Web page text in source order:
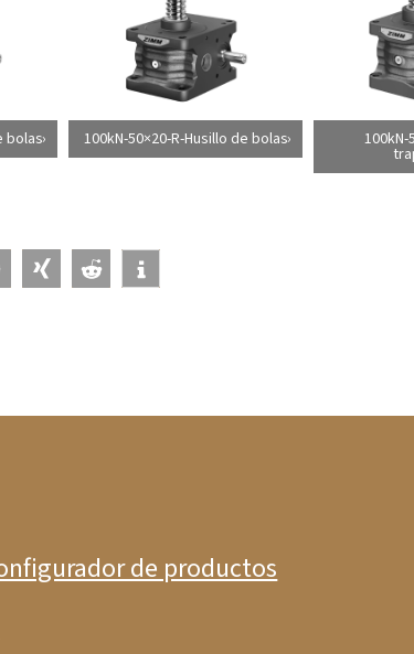
bolas 100kN-50×20-R-Husillo de bolas 100kN-
de productos